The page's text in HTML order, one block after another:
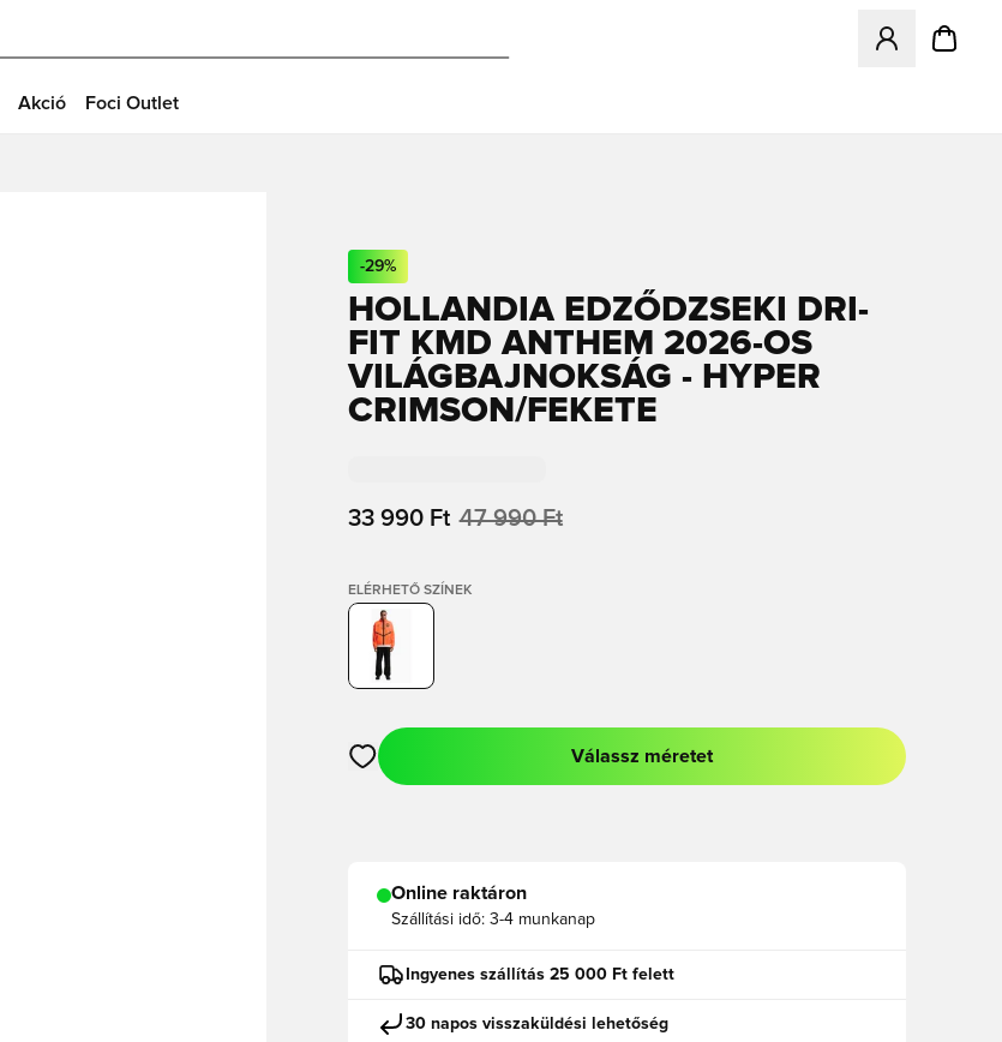
Megnyit egy
Akció Foci Outlet
-29%
HOLLANDIA EDZŐDZSEKI DRI-
FIT KMD ANTHEM 2026-OS
VILÁGBAJNOKSÁG - HYPER
CRIMSON/FEKETE
33 990 Ft 47 990 Ft
ELÉRHETŐ SZÍNEK
Megnyit egy modált a bejelentkezéshez vagy a tagként való regisztrációhoz
Válassz méretet
Online raktáron
Szállítási idő: 3-4 munkanap
Ingyenes szállítás 25 000 Ft felett
30 napos visszaküldési lehetőség